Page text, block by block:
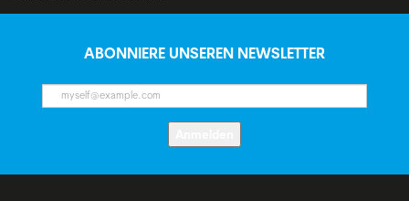
ABONNIERE UNSEREN NEWSLETTER